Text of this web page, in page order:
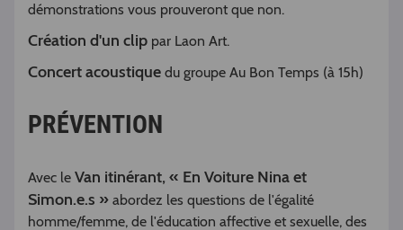
démonstrations vous prouveront que non.
Création d'un clip par Laon Art.
Concert acoustique du groupe Au Bon Temps (à 15h)
PRÉVENTION
Avec le Van itinérant, « En Voiture Nina et
Simon.e.s » abordez les questions de l'égalité
homme/femme, de l'éducation affective et sexuelle, des